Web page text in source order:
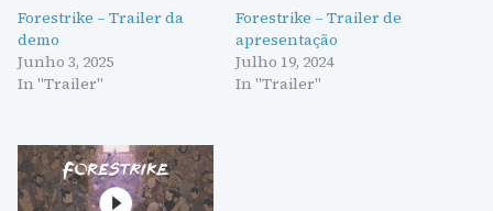
Forestrike – Trailer da
demo
Junho 3, 2025
In "Trailer"
Forestrike – Trailer de
apresentação
Julho 19, 2024
In "Trailer"